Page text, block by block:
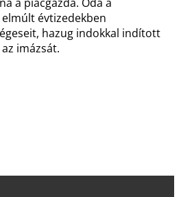
elmúlt évtizedekben
hazug indokkal indított
imázsát.